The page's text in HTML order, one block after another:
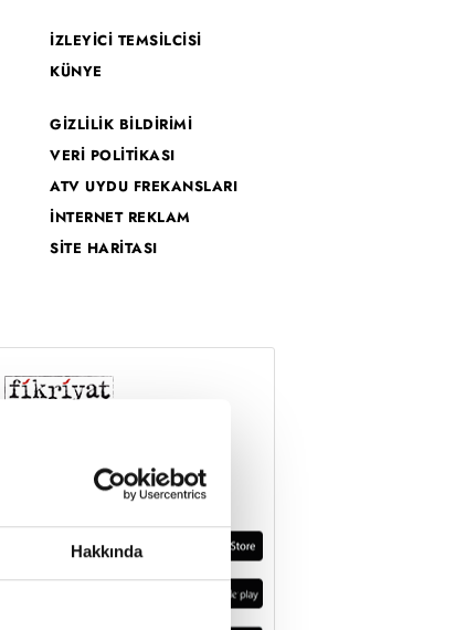
Hakkında
İZLEYİCİ TEMSİLCİSİ
KÜNYE
GİZLİLİK BİLDİRİMİ
VERİ POLİTİKASI
ATV UYDU FREKANSLARI
İNTERNET REKLAM
SİTE HARİTASI